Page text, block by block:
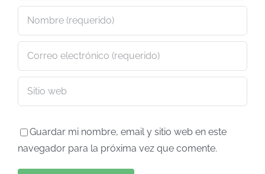
Guardar mi nombre, email y sitio web en este
navegador para la próxima vez que comente.